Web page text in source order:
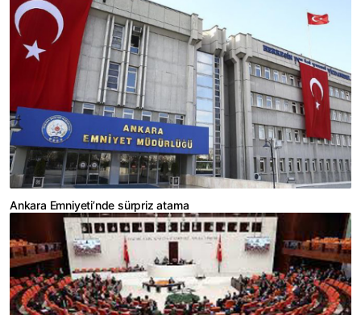
Ankara Emniyeti’nde sürpriz atama